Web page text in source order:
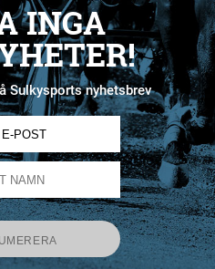
INGA
Sulkysports nyhetsbrev